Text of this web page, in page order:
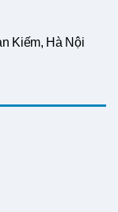
Kiếm, Hà Nội